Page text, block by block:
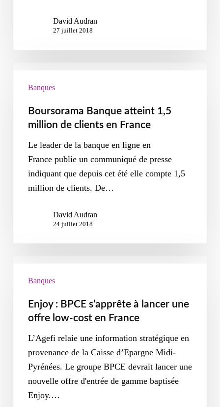
David Audran
27 juillet 2018
Banques
Boursorama Banque atteint 1,5
million de clients en France
Le leader de la banque en ligne en
France publie un communiqué de presse
indiquant que depuis cet été elle compte 1,5
million de clients. De…
David Audran
24 juillet 2018
Banques
Enjoy : BPCE s’apprête à lancer une
offre low-cost en France
L’Agefi relaie une information stratégique en
provenance de la Caisse d’Epargne Midi-
Pyrénées. Le groupe BPCE devrait lancer une
nouvelle offre d'entrée de gamme baptisée
Enjoy.…